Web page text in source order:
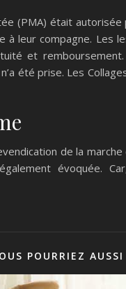
(PMA) était
à leur compagne. Les
et
été prise. Les
de la
évoquée.
POURRIEZ